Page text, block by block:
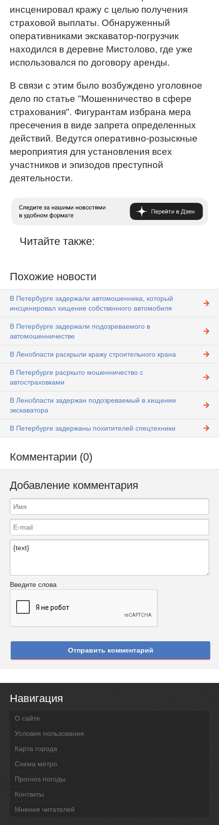
инсценировал кражу с целью получения
страховой выплаты. Обнаруженный
оперативниками экскаватор-погрузчик
находился в деревне Мистолово, где уже
использовался по договору аренды.
В связи с этим было возбуждено уголовное
дело по статье "Мошенничество в сфере
страхования". Фигурантам избрана мера
пресечения в виде запрета определенных
действий. Ведутся оперативно-розыскные
мероприятия для установления всех
участников и эпизодов преступной
деятельности.
Читайте также:
Похожие новости
В Петербурге задержали автомошенника, который
инсценировал хищение собственного автомобиля
В Петербурге задержали подозреваемого в
автомошенничестве
В Ленобласти раскрыли кражу строительного крана
В Петербурге расркыто мошенничество с
автостраховками
В Ленобласти задержан подозреваемый в хищении
экскаватора
В Петербурге задержаны похитителей спецтехники
Комментарии (0)
Добавление комментария
Введите слова
Отправить комментарий
Навигация
О сайте
Условия пользования
Карта города
Схема метро
Прогноз погоды
Контакты
Мнения читателей